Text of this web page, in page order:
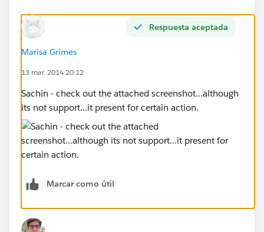
Respuesta aceptada
Marisa Grimes
13 mar. 2014 20:12
Sachin - check out the attached screenshot...although
its not support...it present for certain action.
Marcar como útil